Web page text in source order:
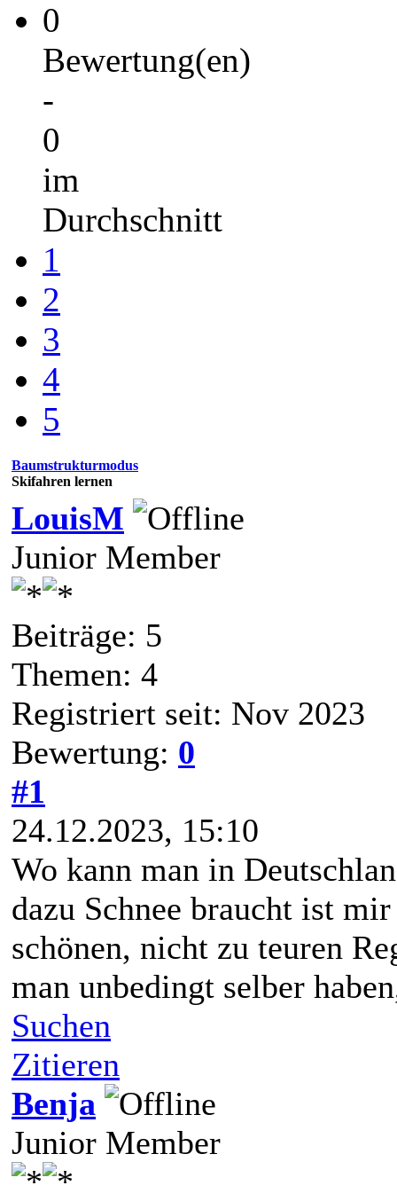
0
Bewertung(en)
-
0
im
Durchschnitt
1
2
3
4
5
Baumstrukturmodus
Skifahren lernen
LouisM
Junior Member
Beiträge: 5
Themen: 4
Registriert seit: Nov 2023
Bewertung: 0
#1
24.12.2023, 15:10
Wo kann man in
dazu Schnee braucht ist
schönen, nicht zu teuren
man unbedingt selber
Suchen
Zitieren
Benja
Junior Member